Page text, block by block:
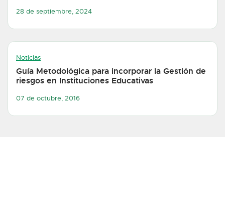
28 de septiembre, 2024
Noticias
Guía Metodológica para incorporar la Gestión de
riesgos en Instituciones Educativas
07 de octubre, 2016